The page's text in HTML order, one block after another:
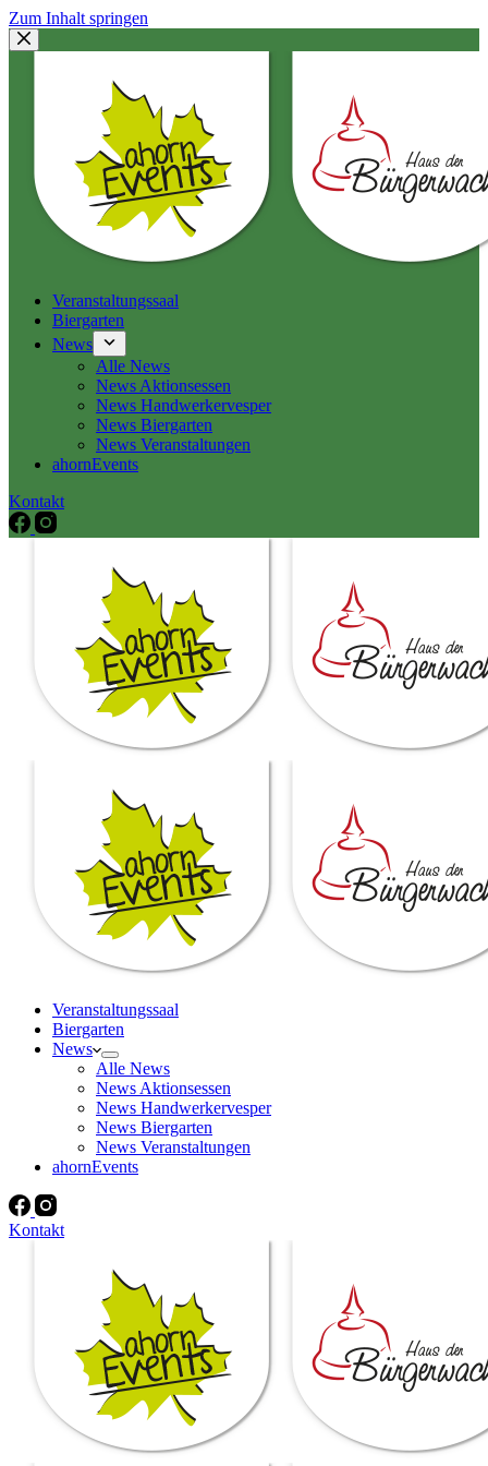
Zum Inhalt springen
Veranstaltungssaal
Biergarten
News
Alle News
News Aktionsessen
News Handwerkervesper
News Biergarten
News Veranstaltungen
ahornEvents
Kontakt
Veranstaltungssaal
Biergarten
News
Alle News
News Aktionsessen
News Handwerkervesper
News Biergarten
News Veranstaltungen
ahornEvents
Kontakt